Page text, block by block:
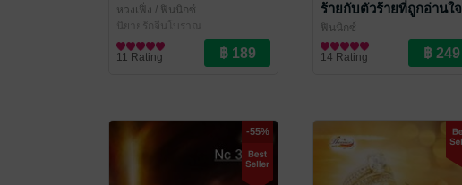
หวงเฟิ่ง / ฟินนิกซ์
นิยายรักจีนโบราณ
11 Rating
ร้ายกับตัวร้ายที่ถูกอ่านใจ
ฟินนิกซ์
นิยายรักจีนโบราณ
14 Rating
-55%